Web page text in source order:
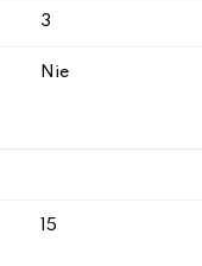
3
Nie
15